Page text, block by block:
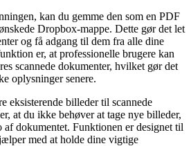
kan du gemme den som en PDF
Dropbox-mappe. Dette gør det let
og få adgang til dem fra alle dine
er, at professionelle brugere kan
scannede dokumenter, hvilket gør det
oplysninger senere.
eksisterende billeder til scannede
at du ikke behøver at tage nye billeder,
af dokumentet. Funktionen er designet til
med at holde dine vigtige